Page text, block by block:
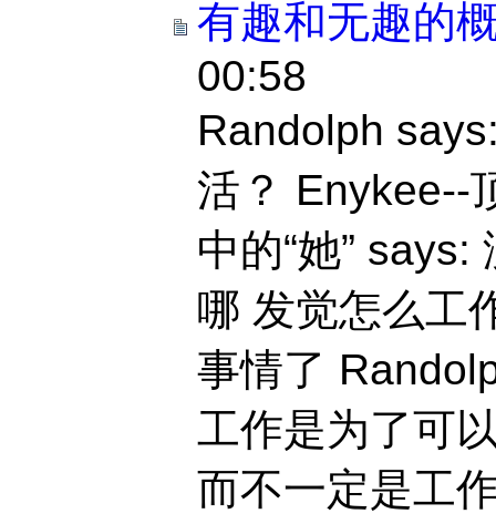
有趣和无趣的
00:58
Randolph
活？ Enykee--
中的“她”
哪 发觉怎么工
事情了
工作是为了可
而不一定是工